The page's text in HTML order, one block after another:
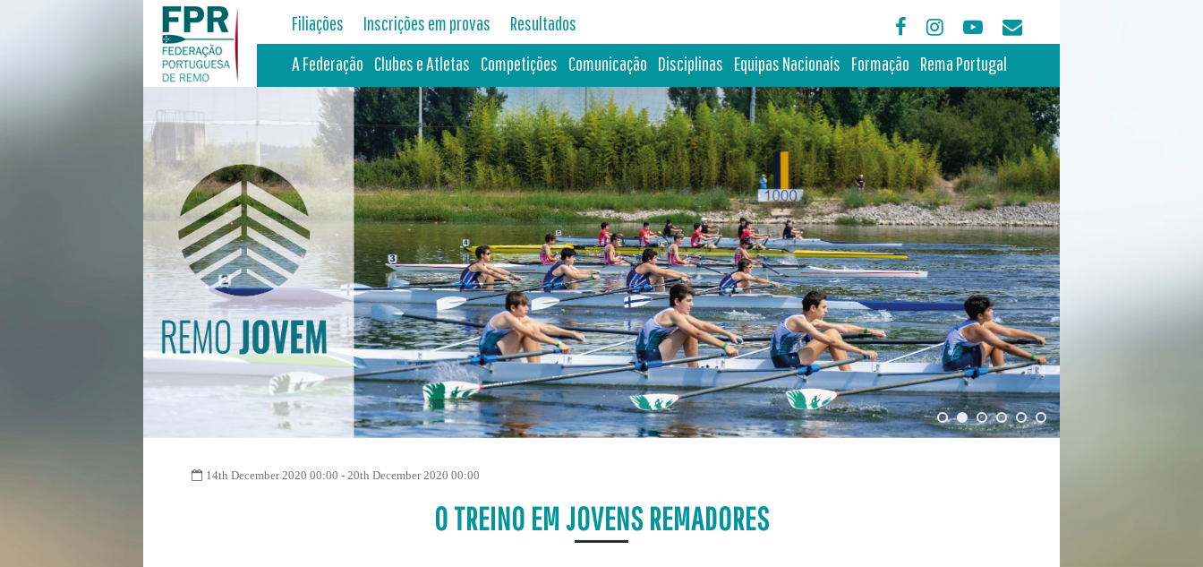
Filiações Inscrições em provas
Resultados
A Federação Clubes e Atletas Competições Comunicação Disciplinas Equipas Nacionais Formação Rema Portugal
14th December 2020 00:00 - 20th December 2020 00:00
O TREINO EM JOVENS REMADORES